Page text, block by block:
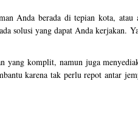
Anda berada di tepian kota, atau
solusi yang dapat Anda kerjakan.
yang komplit, namun juga
karena tak perlu repot antar